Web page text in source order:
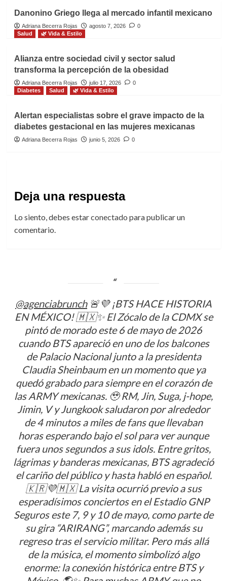
Danonino Griego llega al mercado infantil mexicano
Adriana Becerra Rojas agosto 7, 2026
0
Salud
🌿 Vida & Estilo
Alianza entre sociedad civil y sector salud
transforma la percepción de la obesidad
Adriana Becerra Rojas julio 17, 2026
0
Diabetes
Salud 🌿 Vida & Estilo
Alertan especialistas sobre el grave impacto de la
diabetes gestacional en las mujeres mexicanas
Adriana Becerra Rojas junio 5, 2026 0
Deja una respuesta
Lo siento, debes estarconectado para publicar un
comentario.
@agenciabrunch🚨💜 ¡BTS HACE HISTORIA
EN MÉXICO! 🇲🇽✨ El Zócalo de la CDMX se
pintó de morado este 6 de mayo de 2026
cuando BTS apareció en uno de los balcones
de Palacio Nacional junto a la presidenta
Claudia Sheinbaum en un momento que ya
quedó grabado para siempre en el corazón de
las ARMY mexicanas. 🥹 RM, Jin, Suga, j-hope,
Jimin, V y Jungkook saludaron por alrededor
de 4 minutos a miles de fans que llevaban
horas esperando bajo el sol para ver aunque
fuera unos segundos a sus idols. Entre gritos,
lágrimas y banderas mexicanas, BTS agradeció
el cariño del público y hasta habló en español.
🇰🇷💜🇲🇽 La visita ocurrió previo a sus
esperadísimos conciertos en el Estadio GNP
Seguros este 7, 9 y 10 de mayo, como parte de
su gira “ARIRANG”, marcando además su
regreso tras el servicio militar. Pero más allá
de la música, el momento simbolizó algo
enorme: la conexión histórica entre BTS y